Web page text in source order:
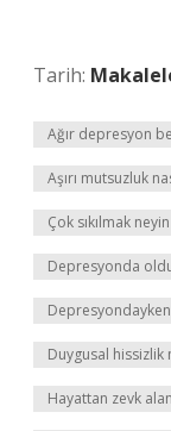
Tarih:
Ağır depresyon
Aşırı mutsuzluk
Çok sıkılmak
Depresyonda
Duygusal
Hayattan zevk